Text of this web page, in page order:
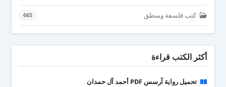
كتب فلسفة ومنطق 665
أكثر الكتب قراءة
تحميل رواية آرسس PDF أحمد آل حمدان